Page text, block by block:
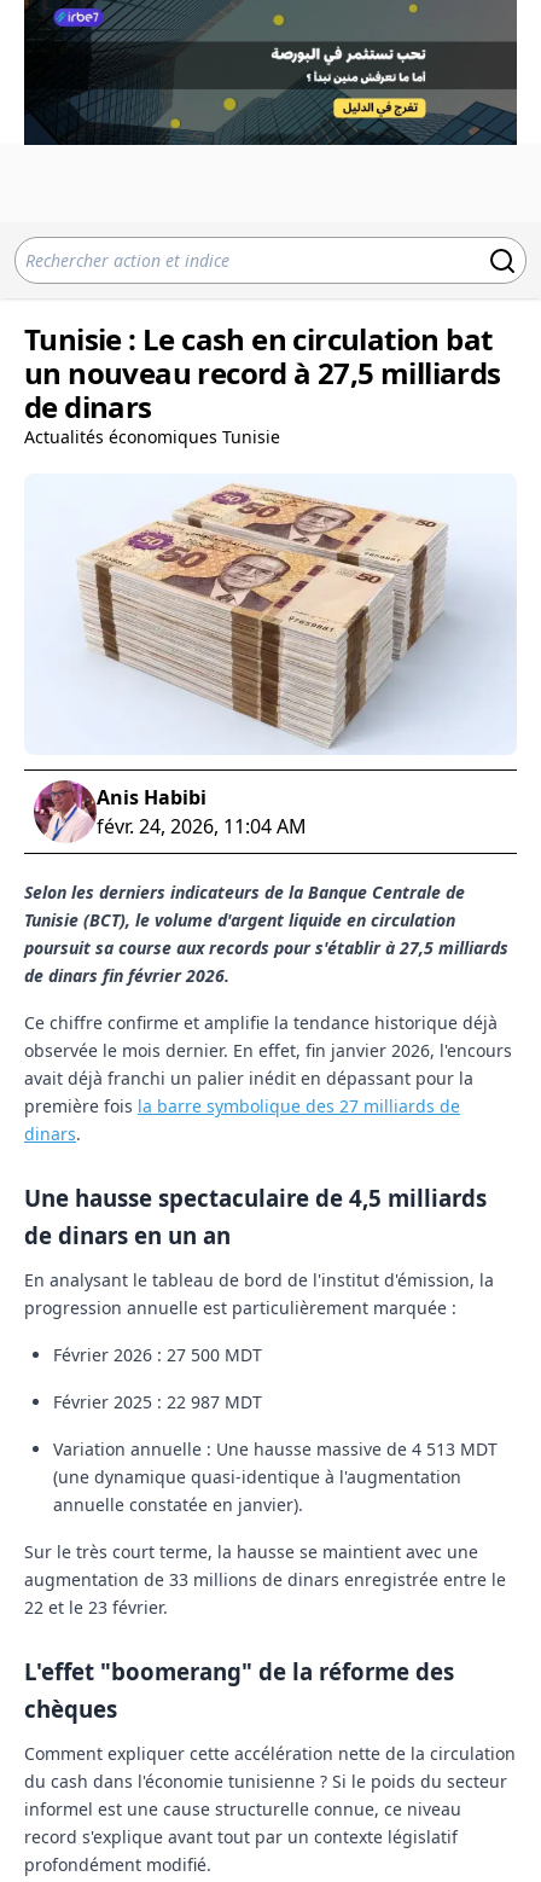
Tunisie : Le cash en circulation bat
un nouveau record à 27,5 milliards
de dinars
Actualités économiques Tunisie
Anis Habibi
févr. 24, 2026, 11:04 AM
Selon les derniers indicateurs de la Banque Centrale de
Tunisie (BCT), le volume d'argent liquide en circulation
poursuit sa course aux records pour s'établir à 27,5 milliards
de dinars fin février 2026.
Ce chiffre confirme et amplifie la tendance historique déjà
observée le mois dernier. En effet, fin janvier 2026, l'encours
avait déjà franchi un palier inédit en dépassant pour la
première fois la barre symbolique des 27 milliards de
dinars.
Une hausse spectaculaire de 4,5 milliards
de dinars en un an
En analysant le tableau de bord de l'institut d'émission, la
progression annuelle est particulièrement marquée :
Février 2026 : 27 500 MDT
Février 2025 : 22 987 MDT
Variation annuelle : Une hausse massive de 4 513 MDT
(une dynamique quasi-identique à l'augmentation
annuelle constatée en janvier).
Sur le très court terme, la hausse se maintient avec une
augmentation de 33 millions de dinars enregistrée entre le
22 et le 23 février.
L'effet "boomerang" de la réforme des
chèques
Comment expliquer cette accélération nette de la circulation
du cash dans l'économie tunisienne ? Si le poids du secteur
informel est une cause structurelle connue, ce niveau
record s'explique avant tout par un contexte législatif
profondément modifié.